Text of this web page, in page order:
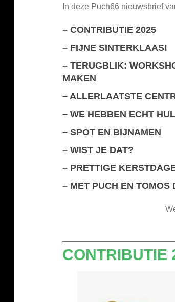
In deze Puch66 nieuwsbrief
– CONTRIBUTIE 2025
– FIJNE SINTERKLAAS!
– TERUGBLIK:
MAKEN
– ALLERLAATSTE
– WE HEBBEN ECHT
– SPOT EN BIJNAMEN
– WIST JE DAT?
– PRETTIGE
– MET PUCH EN TOMOS
CONTRIBUTIE